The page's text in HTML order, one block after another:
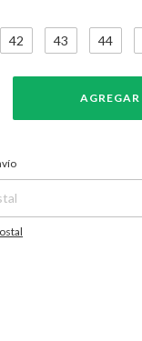
42 43 44